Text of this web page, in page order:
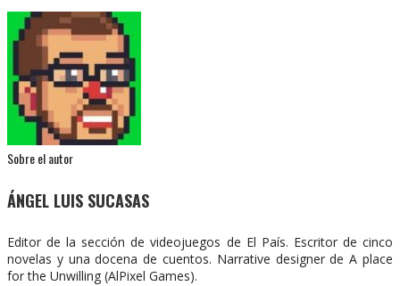
Sobre el autor
ÁNGEL LUIS SUCASAS
Editor de la sección de videojuegos de El País. Escritor de cinco
novelas y una docena de cuentos. Narrative designer de A place
for the Unwilling (AlPixel Games).